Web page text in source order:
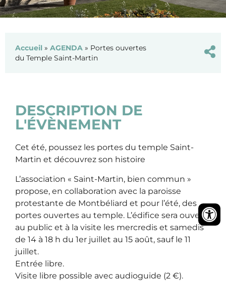
Accueil » AGENDA » Portes ouvertes
du Temple Saint-Martin
DESCRIPTION DE
L'ÉVÈNEMENT
Cet été, poussez les portes du temple Saint-
Martin et découvrez son histoire
L’association « Saint-Martin, bien commun »
propose, en collaboration avec la paroisse
protestante de Montbéliard et pour l’été, des
portes ouvertes au temple. L’édifice sera ouvert
au public et à la visite les mercredis et samedis
de 14 à 18 h du 1er juillet au 15 août, sauf le 11
juillet.
Entrée libre.
Visite libre possible avec audioguide (2 €).